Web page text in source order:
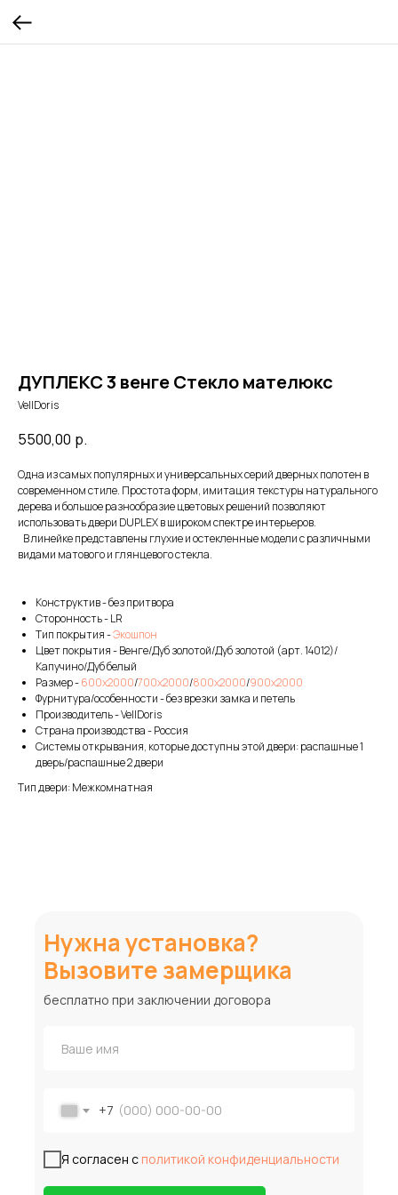
ДУПЛЕКС 3 венге Стекло мателюкс
VellDoris
5500,00 р.
Одна из самых популярных и универсальных серий дверных полотен в
современном стиле. Простота форм, имитация текстуры натурального
дерева и большое разнообразие цветовых решений позволяют
использовать двери DUPLEX в широком спектре интерьеров.
В линейке представлены глухие и остекленные модели с различными
видами матового и глянцевого стекла.
Конструктив - без притвора
Сторонность - LR
Тип покрытия -Экошпон
Цвет покрытия - Венге/Дуб золотой/Дуб золотой (арт. 14012)/
Капучино/Дуб белый
Размер -600х2000/700х2000/800х2000/900х2000
Фурнитура/особенности - без врезки замка и петель
Производитель - VellDoris
Страна производства - Россия
Системы открывания, которые доступны этой двери: распашные 1
дверь/распашные 2 двери
Тип двери: Межкомнатная
Нужна установка?
Вызовите замерщика
+7
Я согласен с политикой конфиденциальности
бесплатно при заключении договора